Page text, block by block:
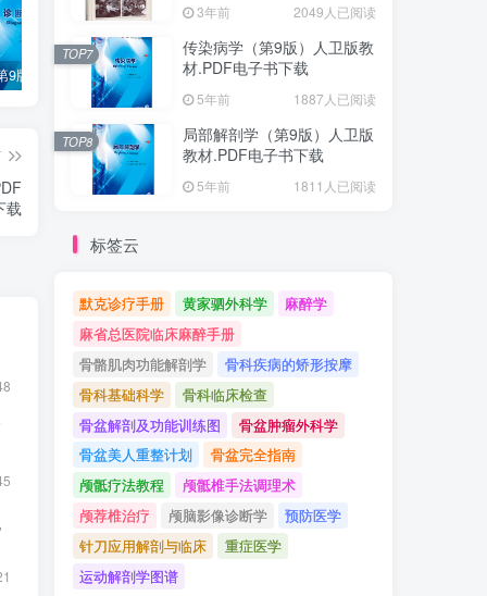
外科学（第9版）陈孝平主编_人卫版教材.PDF电子书下载
载
3年前 2049人已阅读
传染病学（第9版）人卫版教
材.PDF电子书下载
5年前 1887人已阅读
TOP7
局部解剖学（第9版）人卫版
教材.PDF电子书下载
5年前 1811人已阅读
TOP8
标签云
默克诊疗手册 黄家驷外科学
麻醉学
麻省总医院临床麻醉手册
骨骼肌肉功能解剖学
骨科疾病的矫形按摩
骨科基础科学
骨科临床检查
骨盆解剖及功能训练图
骨盆肿瘤外科学
骨盆美人重整计划
骨盆完全指南
颅骶疗法教程
颅骶椎手法调理术
颅荐椎治疗
颅脑影像诊断学
预防医学
针刀应用解剖与临床
重症医学
运动解剖学图谱